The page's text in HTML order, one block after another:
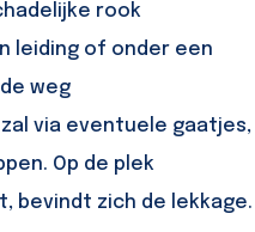
rook
leiding of onder een
weg
via eventuele gaatjes,
Op de plek
bevindt zich de lekkage.